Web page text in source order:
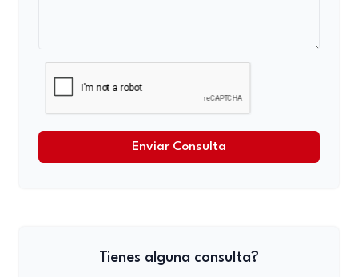
Enviar Consulta
Tienes alguna consulta?